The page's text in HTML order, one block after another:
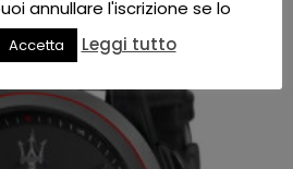
annullare l'iscrizione se lo
Accetta Leggi tutto